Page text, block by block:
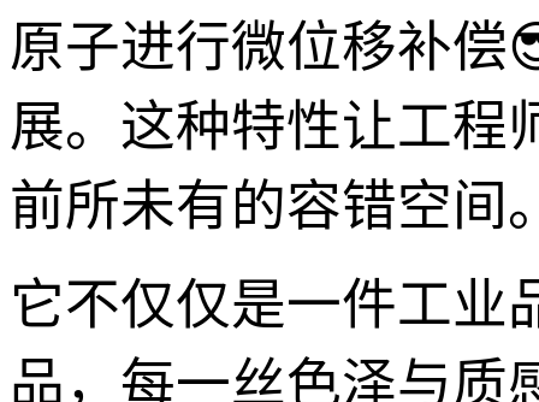
原子进行微位移补偿
展。这种特性让工程
前所未有的容错空间
它不仅仅是一件工业
品，每一丝色泽与质